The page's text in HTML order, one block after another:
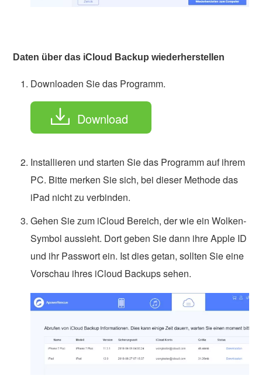
Daten über das iCloud Backup wiederherstellen
Downloaden Sie das Programm.
Download
Installieren und starten Sie das Programm auf ihrem
PC. Bitte merken Sie sich, bei dieser Methode das
iPad nicht zu verbinden.
Gehen Sie zum iCloud Bereich, der wie ein Wolken-
Symbol aussieht. Dort geben Sie dann ihre Apple ID
und ihr Passwort ein. Ist dies getan, sollten Sie eine
Vorschau ihres iCloud Backups sehen.